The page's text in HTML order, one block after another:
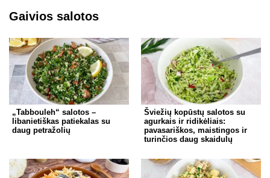
Gaivios salotos
„Tabbouleh“ salotos –
libanietiškas patiekalas su
daug petražolių
Šviežių kopūstų salotos su
agurkais ir ridikėliais:
pavasariškos, maistingos ir
turinčios daug skaidulų